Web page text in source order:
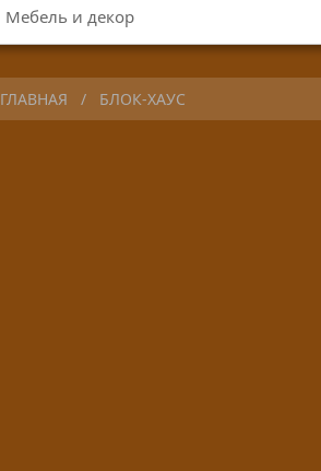
Мебель и декор
ГЛАВНАЯ БЛОК-ХАУС